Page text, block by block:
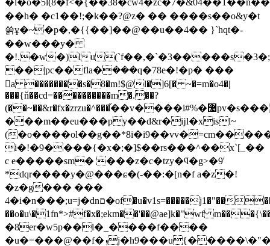
��h� �c 1��!;�k��?@z� �� ����s��o&y�t
쑭ұ�~�p�,�{{��]��@��u��4�� }`hqt�-
��w���y�
�!.�w�)lu
��|pc��fla�ܻ���q�78e�!�p� ���
򦗟a ��������s�8�m!$@l�]6[� ~�=m�o4�|
���{ň��cd=����������m�.��?
(��~��&r�fx�zrzu�^���֞��v����i#%�޴pv�s���%h���!q�p�s�x��sw��/
���m��eu���py��d&r�ĳl�xisl~
i�!�9����{�x�;�]$��rs���^��x`[_��
c e�����sm� ���z�c�tzy�ϥ�g>�9'
*dqr����y�@���ɕ�(-��:�[n�f a�z�!
�z�g��� ���
4�i�n���;u=j�dnם�of�u�v1s=�����j1�"�����7:s�ˠ�4�
��o�u\�1fn*>#f�x�;ekm��'��@ae]k�"wf
�8er�w5p��l�_����f����
�u�=���@��f�ܙj�h9���u{�����\�"�o�s'�=/